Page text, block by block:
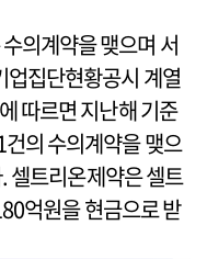
의계약을 맺으며 서
업집단현황공시 계열
따르면 지난해 기준
의 수의계약을 맺으
셀트리온제약은 셀트
억원을 현금으로 받